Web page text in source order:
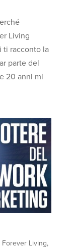
Living
ti racconto la
parte del
20 anni mi
Forever Living,